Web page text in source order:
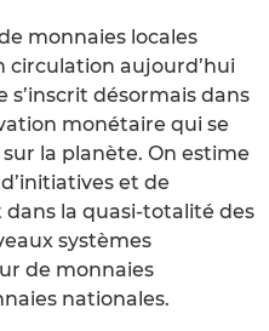
monnaies locales
circulation aujourd’hui
s’inscrit désormais dans
monétaire qui se
la planète. On estime
et de
la quasi-totalité des
systèmes
de monnaies
nationales.